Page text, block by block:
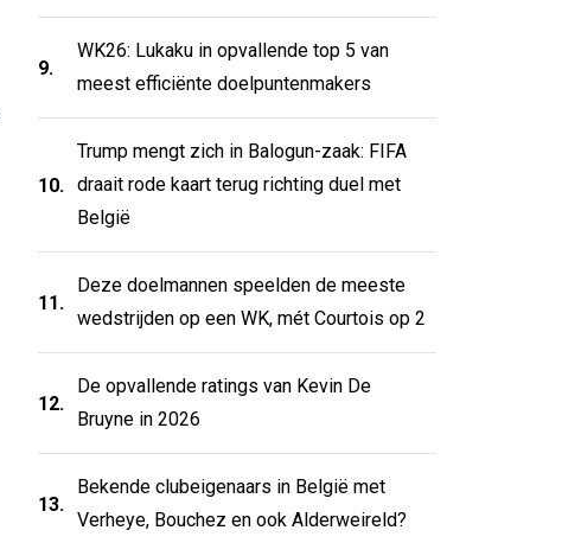
9.
WK26: Lukaku in opvallende top 5 van
meest efficiënte doelpuntenmakers
10.
Trump mengt zich in Balogun-zaak: FIFA
draait rode kaart terug richting duel met
België
11.
Deze doelmannen speelden de meeste
wedstrijden op een WK, mét Courtois op 2
12.
De opvallende ratings van Kevin De
Bruyne in 2026
13.
Bekende clubeigenaars in België met
Verheye, Bouchez en ook Alderweireld?